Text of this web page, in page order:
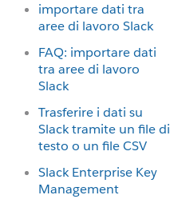
importare dati tra
aree di lavoro Slack
FAQ: importare dati
tra aree di lavoro
Slack
Trasferire i dati su
Slack tramite un file di
testo o un file CSV
Slack Enterprise Key
Management